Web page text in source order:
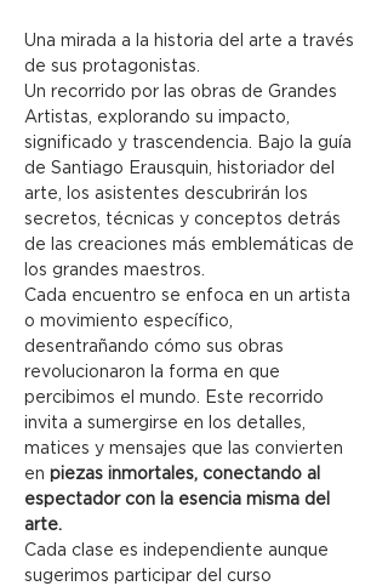
Una mirada a la historia del arte a través
de sus protagonistas.
Un recorrido por las obras de Grandes
Artistas, explorando su impacto,
significado y trascendencia. Bajo la guía
de Santiago Erausquin, historiador del
arte, los asistentes descubrirán los
secretos, técnicas y conceptos detrás
de las creaciones más emblemáticas de
los grandes maestros.
Cada encuentro se enfoca en un artista
o movimiento específico,
desentrañando cómo sus obras
revolucionaron la forma en que
percibimos el mundo. Este recorrido
invita a sumergirse en los detalles,
matices y mensajes que las convierten
en piezas inmortales, conectando al
espectador con la esencia misma del
arte.
Cada clase es independiente aunque
sugerimos participar del curso